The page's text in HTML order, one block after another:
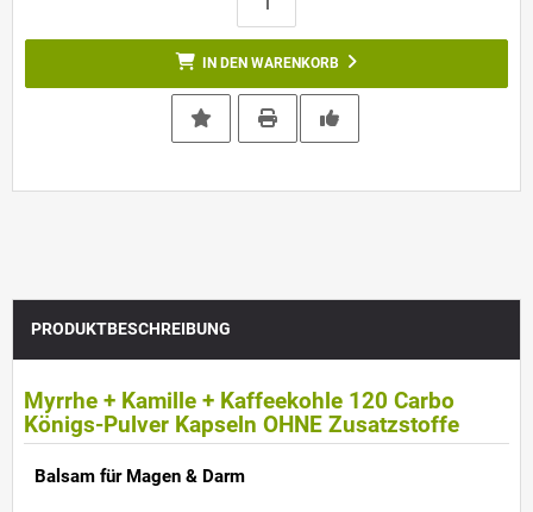
IN DEN WARENKORB
PRODUKTBESCHREIBUNG
Myrrhe + Kamille + Kaffeekohle 120 Carbo
Königs-Pulver Kapseln OHNE Zusatzstoffe
Balsam für Magen & Darm